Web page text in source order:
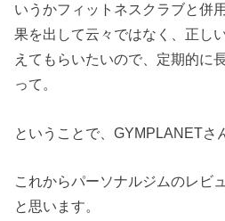
いうかフィットネスクラブと併
果を出して云々ではなく、正し
えてもらいたいので、定期的に
って。
ということで、GYMPLANETさ
これからパーソナルジムのレビ
と思います。